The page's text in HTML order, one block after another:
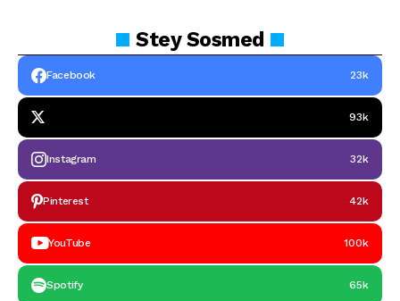
SteySosmed
Facebook 23k
93k
Instagram 32k
Pinterest 42k
YouTube 100k
Spotify 65k